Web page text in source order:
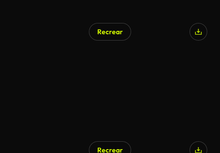
Recrear
Recrear